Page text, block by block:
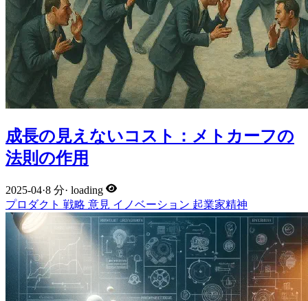
成長の見えないコスト：メトカーフの
法則の作用
2025-04·8 分· loading
プロダクト 戦略 意見 イノベーション 起業家精神